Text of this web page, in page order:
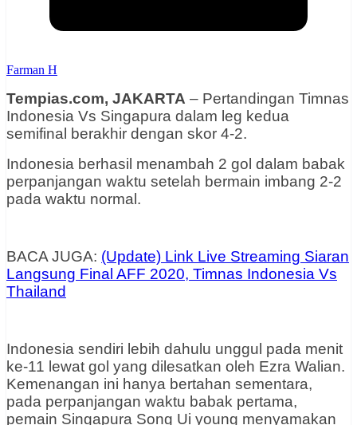
Farman H
Tempias.com, JAKARTA – Pertandingan Timnas
Indonesia Vs Singapura dalam leg kedua
semifinal berakhir dengan skor 4-2.
Indonesia berhasil menambah 2 gol dalam babak
perpanjangan waktu setelah bermain imbang 2-2
pada waktu normal.
BACA JUGA: (Update) Link Live Streaming Siaran
Langsung Final AFF 2020, Timnas Indonesia Vs
Thailand
Indonesia sendiri lebih dahulu unggul pada menit
ke-11 lewat gol yang dilesatkan oleh Ezra Walian.
Kemenangan ini hanya bertahan sementara,
pada perpanjangan waktu babak pertama,
pemain Singapura Song Ui young menyamakan